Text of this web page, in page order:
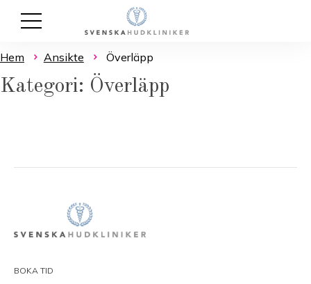
Hem Ansikte Överläpp
Kategori: Överläpp
BOKA TID